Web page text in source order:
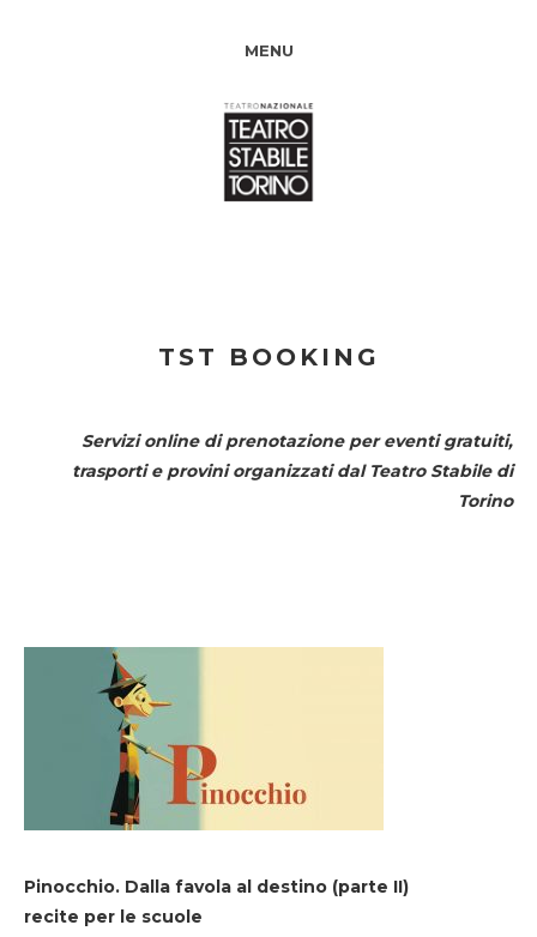
MENU
TST BOOKING
Servizi online di prenotazione per eventi gratuiti,
trasporti e provini organizzati dal Teatro Stabile di
Torino
Pinocchio. Dalla favola al destino (parte II)
recite per le scuole